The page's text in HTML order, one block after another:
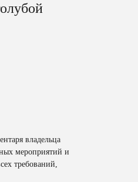
владельца
мероприятий и
требований,